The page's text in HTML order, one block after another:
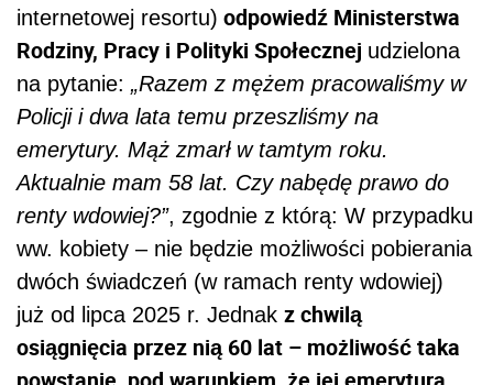
internetowej resortu) odpowiedź Ministerstwa
Rodziny, Pracy i Polityki Społecznej udzielona
na pytanie: „Razem z mężem pracowaliśmy w
Policji i dwa lata temu przeszliśmy na
emerytury. Mąż zmarł w tamtym roku.
Aktualnie mam 58 lat. Czy nabędę prawo do
renty wdowiej?”, zgodnie z którą: W przypadku
ww. kobiety – nie będzie możliwości pobierania
dwóch świadczeń (w ramach renty wdowiej)
już od lipca 2025 r. Jednak z chwilą
osiągnięcia przez nią 60 lat – możliwość taka